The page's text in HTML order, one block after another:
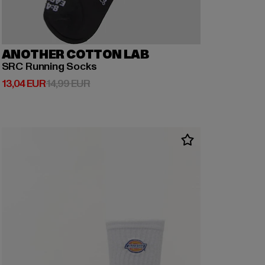
ANOTHER COTTON LAB
SRC Running Socks
13,04 EUR
Prix courant: 13,04 EUR
14,99 EURPrix en promotion: 14,99 EUR